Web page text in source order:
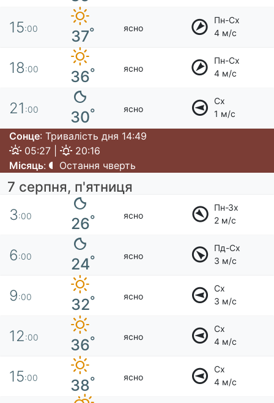
15:00 37° ясно
Пн-Сх
4 м/с
18:00 36° ясно
Пн-Сх
4 м/с
21 :00 30° ясно
Сх
1 м/с
Сонце: Тривалість дня 14:49
05:27 |
20:16
Місяць: Остання чверть
7 серпня, п'ятниця
3:00 26° ясно
Пн-Зх
2 м/с
6:00 24° ясно
Пд-Сх
3 м/с
9:00 32° ясно
Сх
3 м/с
12:00 36° ясно
Сх
4 м/с
15:00 38° ясно
Сх
4 м/с